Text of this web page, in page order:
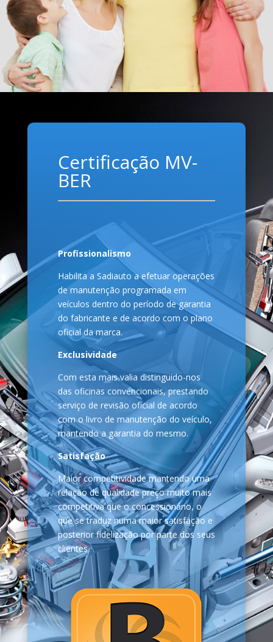
Certificação MV-
BER
Profissionalismo
Habilita a Sadiauto a efetuar operações
de manutenção programada em
veículos dentro do período de garantia
do fabricante e de acordo com o plano
oficial da marca.
Exclusividade
Com esta mais valia distinguido-nos
das oficinas convencionais, prestando
serviço de revisão oficial de acordo
com o livro de manutenção do veículo,
mantendo a garantia do mesmo.
Satisfação
Maior competitividade mantendo uma
relação de qualidade preço muito mais
competitiva que o concessionário, o
que se traduz numa maior satisfação e
posterior fidelização por parte dos seus
clientes